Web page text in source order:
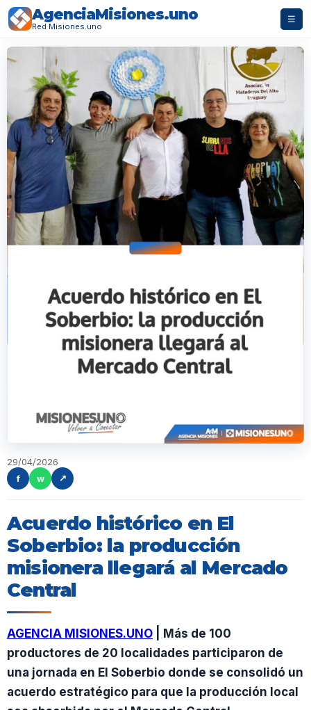
AgenciaMisiones.uno
Red Misiones.uno
☰
29/04/2026
f
w ↗
Acuerdo histórico en El
Soberbio: la producción
misionera llegará al Mercado
Central
AGENCIA MISIONES.UNO | Más de 100
productores de 20 localidades participaron de
una jornada en El Soberbio donde se consolidó un
acuerdo estratégico para que la producción local